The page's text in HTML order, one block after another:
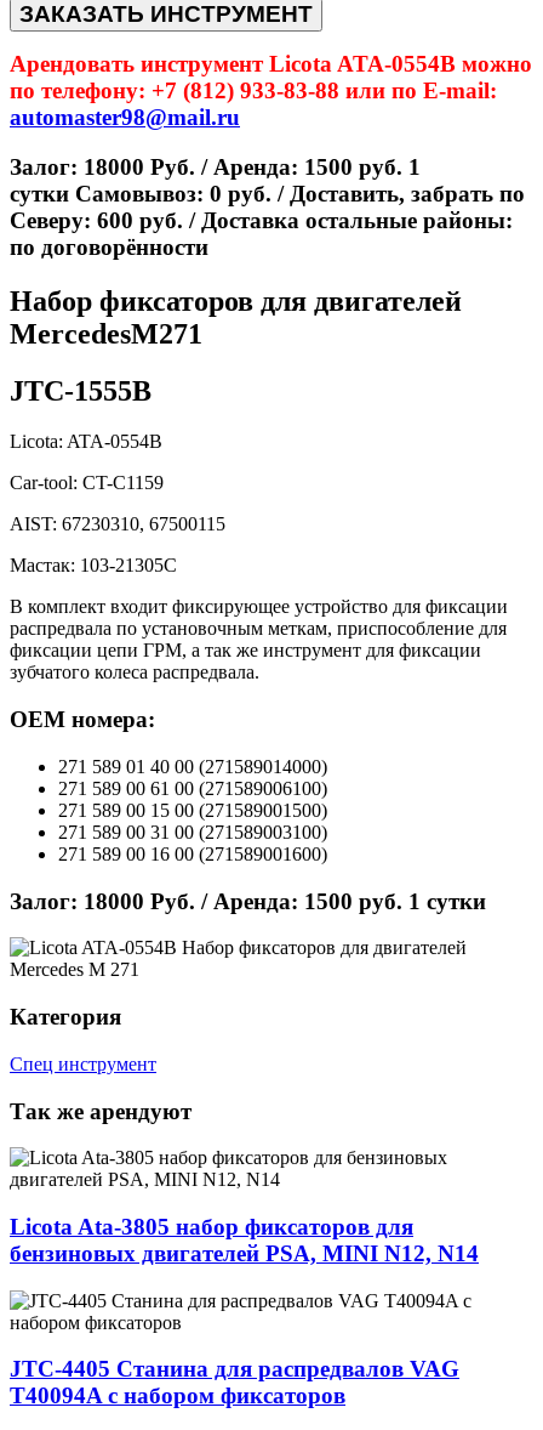
ЗАКАЗАТЬ ИНСТРУМЕНТ
Арендовать инструмент Licota ATA-0554B можно
по телефону: +7 (812) 933-83-88 или по E-mail:
automaster98@mail.ru
Залог: 18000 Руб. / Аренда: 1500 руб. 1
сутки Самовывоз: 0 руб. / Доставить, забрать по
Северу: 600 руб. / Доставка остальные районы:
по договорённости
Набор фиксаторов для двигателей
MercedesM271
JTC-1555B
Licota: ATA-0554B
Car-tool: CT-C1159
AIST: 67230310, 67500115
Мастак: 103-21305C
В комплект входит фиксирующее устройство для фиксации
распредвала по установочным меткам, приспособление для
фиксации цепи ГРМ, а так же инструмент для фиксации
зубчатого колеса распредвала.
OEM номера:
271 589 01 40 00 (271589014000)
271 589 00 61 00 (271589006100)
271 589 00 15 00 (271589001500)
271 589 00 31 00 (271589003100)
271 589 00 16 00 (271589001600)
Залог: 18000 Руб. / Аренда: 1500 руб. 1 сутки
Категория
Спец инструмент
Так же арендуют
Licota Ata-3805 набор фиксаторов для
бензиновых двигателей PSA, MINI N12, N14
JТС-4405 Cтанина для распредвалов VAG
T40094A с набором фиксаторов